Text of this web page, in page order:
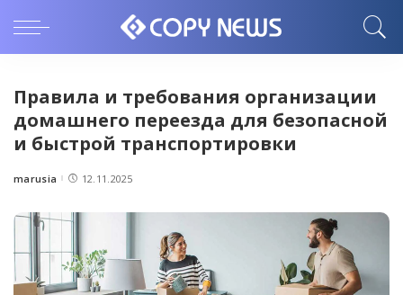
Правила и требования организации
домашнего переезда для безопасной
и быстрой транспортировки
Posted
marusia 12.11.2025